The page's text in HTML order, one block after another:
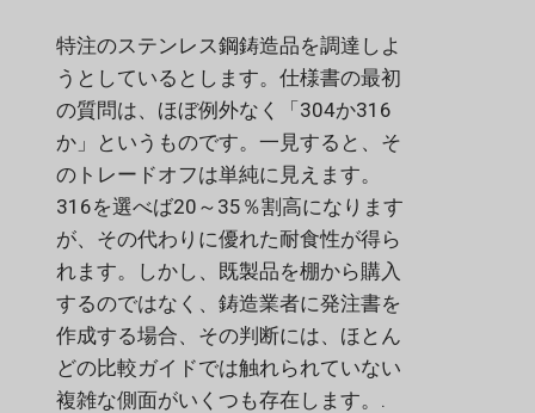
特注のステンレス鋼鋳造品を調達しよ
うとしているとします。仕様書の最初
の質問は、ほぼ例外なく「304か316
か」というものです。一見すると、そ
のトレードオフは単純に見えます。
316を選べば20～35％割高になります
が、その代わりに優れた耐食性が得ら
れます。しかし、既製品を棚から購入
するのではなく、鋳造業者に発注書を
作成する場合、その判断には、ほとん
どの比較ガイドでは触れられていない
複雑な側面がいくつも存在します。.